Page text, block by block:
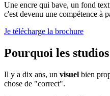
Une encre qui bave, un fond
c'est devenu une compétence à
Je télécharge la brochure
Pourquoi les
Il y a dix ans, un visuel bien
chose de "correct".